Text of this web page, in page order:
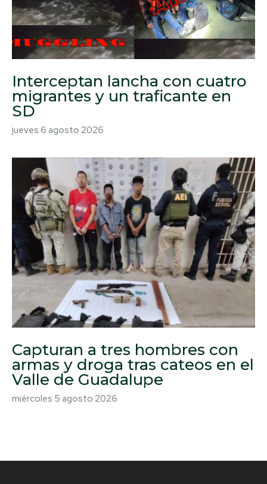
Interceptan lancha con cuatro
migrantes y un traficante en
SD
jueves 6 agosto 2026
Capturan a tres hombres con
armas y droga tras cateos en el
Valle de Guadalupe
miércoles 5 agosto 2026